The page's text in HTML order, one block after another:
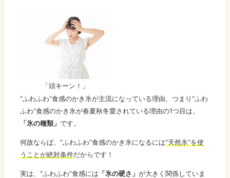
「頭キーン！」
“ふわふわ”食感のかき氷が主流になっている理由、つまり“ふわ
ふわ”食感のかき氷が春夏秋冬愛されている理由の1つ目は、
「氷の種類」 です。
何故ならば、“ふわふわ”食感のかき氷になるには“天然氷”を使
うことが絶対条件だからです！
実は、“ふわふわ”食感には 「氷の硬さ」 が大きく関係していま